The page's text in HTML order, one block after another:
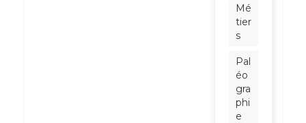
Mé
tier
s
Pal
éo
gra
phi
e